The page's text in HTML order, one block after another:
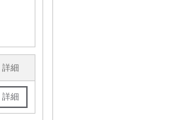
詳細